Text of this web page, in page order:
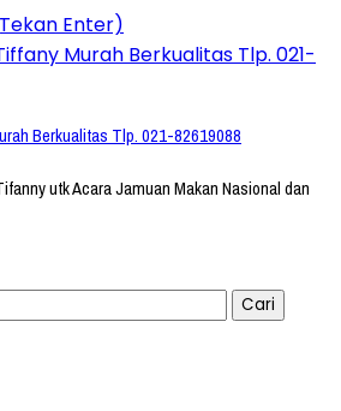
Enter)
Berkualitas Tlp. 021-82619088
utk Acara Jamuan Makan Nasional dan